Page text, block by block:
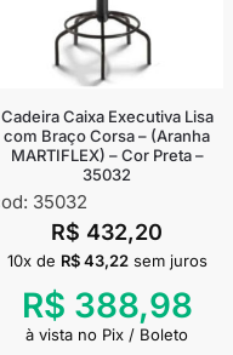
Cadeira Caixa Executiva Lisa
com Braço Corsa – (Aranha
MARTIFLEX) – Cor Preta –
35032
35032
R$ 432,20
10x de R$43,22 sem juros
R$ 388,98
à vista no Pix / Boleto